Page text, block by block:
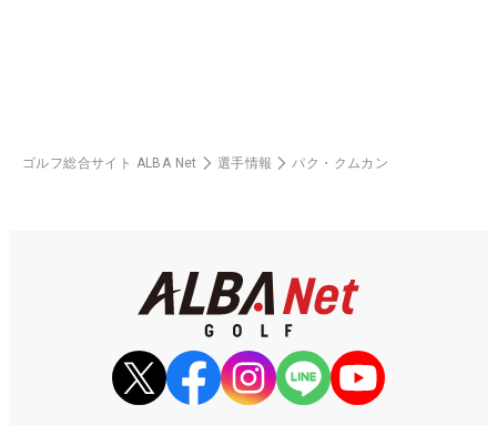
ゴルフ総合サイト ALBA Net 選手情報 パク・クムカン